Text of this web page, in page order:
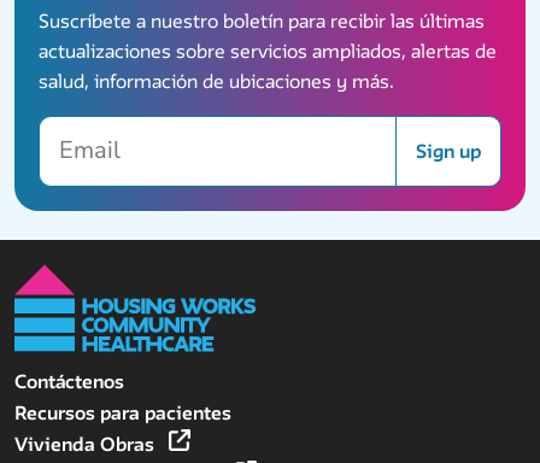
Suscríbete a nuestro boletín para recibir las últimas
actualizaciones sobre servicios ampliados, alertas de
salud, información de ubicaciones y más.
Email
Sign up
Contáctenos
Recursos para pacientes
Vivienda Obras